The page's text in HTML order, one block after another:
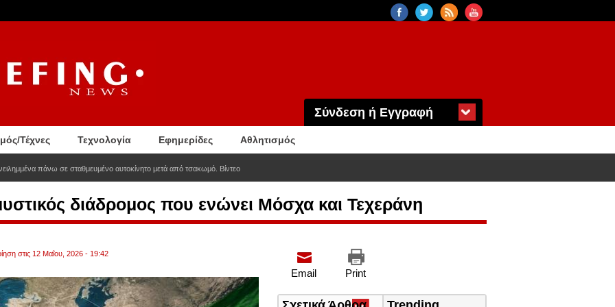
Σύνδεση ή Εγγραφή
Τέχνες Τεχνολογία Εφημερίδες Αθλητισμός
πάνω σε σταθμευμένο αυτοκίνητο μετά από τσακωμό. Βίντεο
διάδρομος που ενώνει Μόσχα και Τεχεράνη
στις 12 Μαΐου, 2026 - 19:42
Print
Email